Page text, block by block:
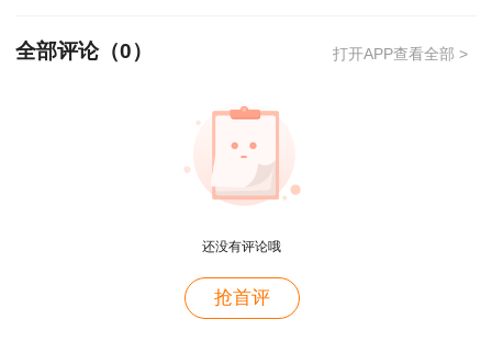
全部评论（0） 打开APP查看全部 >
还没有评论哦
抢首评